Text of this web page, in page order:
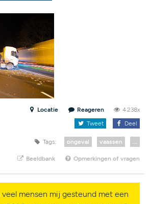
Locatie Reageren
4.238x
Tweet
Deel
Tags: ongeval vaassen ...
Beeldbank Opmerkingen of vragen
mensen mij gesteund met een